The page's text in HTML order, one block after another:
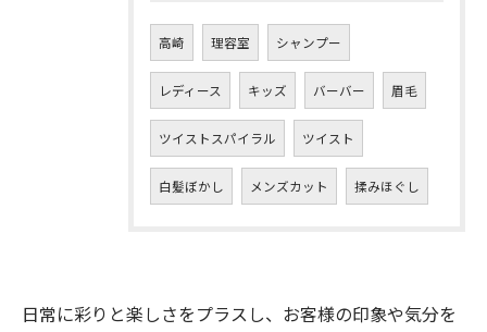
高崎 理容室 シャンプー
レディース キッズ バーバー 眉毛
ツイストスパイラル ツイスト
白髪ぼかし メンズカット 揉みほぐし
日常に彩りと楽しさをプラスし、お客様の印象や気分を